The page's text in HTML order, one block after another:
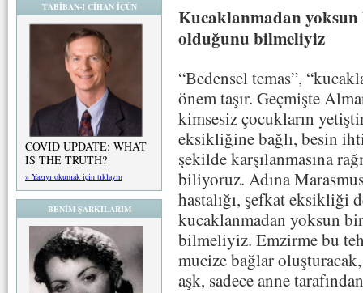
TABİBAN-I CİHAN İÇÜN
COVID UPDATE: WHAT
IS THE TRUTH?
» Yazıyı okumak için tıklayın
BENİM ŞARKILARIM
Kucaklanmadan
olduğunu bilmeliyiz
“Bedensel temas”,
önem taşır. Geçmişte
kimsesiz çocukların
eksikliğine bağlı, besin
şekilde karşılanmasına
biliyoruz. Adına
hastalığı, şefkat eksikliği
kucaklanmadan yoksun
bilmeliyiz. Emzirme bu
mucize bağlar
aşk, sadece anne